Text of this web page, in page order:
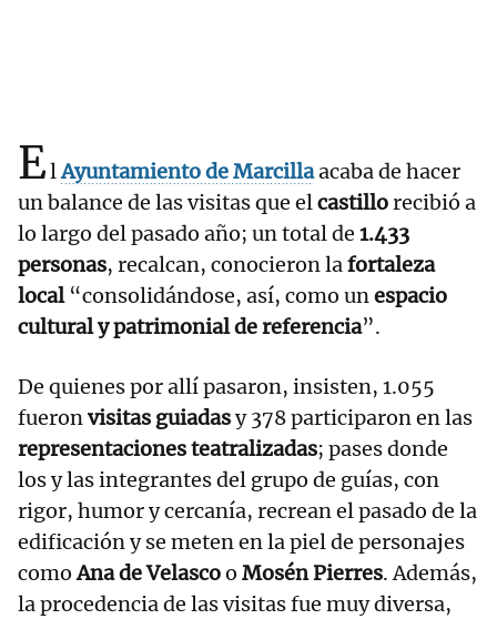
ElAyuntamiento de Marcillaacaba de hacer
un balance de las visitas que elcastillorecibió a
lo largo del pasado año; un total de 1.433
personas, recalcan, conocieron lafortaleza
local“consolidándose, así, como unespacio
cultural y patrimonial de referencia”.
De quienes por allí pasaron, insisten, 1.055
fueronvisitas guiadasy 378 participaron en las
representaciones teatralizadas; pases donde
los y las integrantes del grupo de guías, con
rigor, humor y cercanía, recrean el pasado de la
edificación y se meten en la piel de personajes
comoAna de Velascoo Mosén Pierres. Además,
la procedencia de las visitas fue muy diversa,